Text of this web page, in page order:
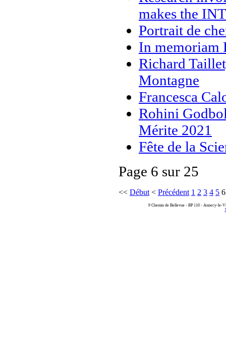
makes the
Portrait de
In memoriam
Richard
Montagne
Francesca
Rohini
Mérite 2021
Fête de la
Page 6 sur 25
<< Début< Précédent 1 2 3 4 5 6
9 Chemin de Bellevue - BP 110 - Annecy-le-